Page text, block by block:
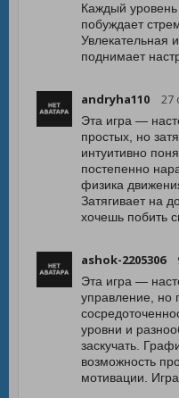
Каждый
побуждает
Увлекательная
поднимает
andryha110 27
Эта игра —
простых, но
интуитивно
постепенно
физика
Затягивает на
хочешь побить
ashok-2205306
Эта игра —
управление, но
уровни и
заскучать.
возможность
мотивации.